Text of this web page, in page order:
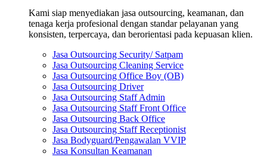
Kami siap menyediakan jasa outsourcing, keamanan, dan
tenaga kerja profesional dengan standar pelayanan yang
konsisten, terpercaya, dan berorientasi pada kepuasan klien.
Jasa Outsourcing Security/ Satpam
Jasa Outsourcing Cleaning Service
Jasa Outsourcing Office Boy (OB)
Jasa Outsourcing Driver
Jasa Outsourcing Staff Admin
Jasa Outsourcing Staff Front Office
Jasa Outsourcing Back Office
Jasa Outsourcing Staff Receptionist
Jasa Bodyguard/Pengawalan VVIP
Jasa Konsultan Keamanan